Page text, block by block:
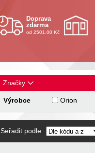
Doprava
zdarma
od 2501.00 Kč
Značky
Výrobce Orion
Seřadit podle